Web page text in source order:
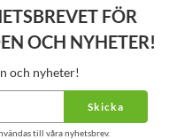
FÖR
OCH NYHETER!
och nyheter!
Skicka
till våra nyhetsbrev.